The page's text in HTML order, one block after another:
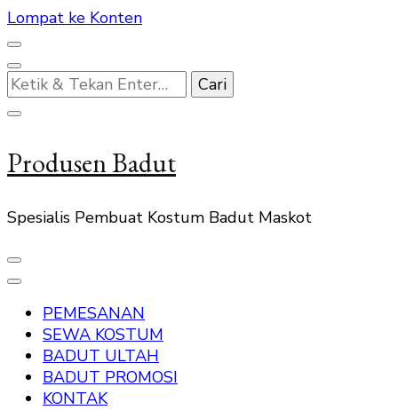
Lompat ke Konten
Mencari
Sesuatu?
Produsen Badut
Spesialis Pembuat Kostum Badut Maskot
PEMESANAN
SEWA KOSTUM
BADUT ULTAH
BADUT PROMOSI
KONTAK